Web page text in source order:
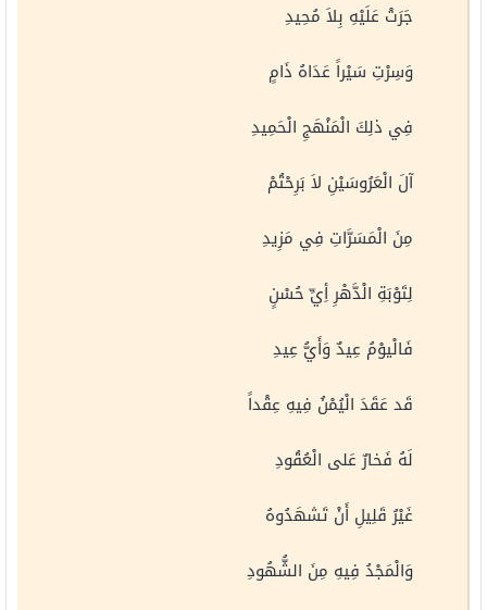
جَرَتْ عَلَيْهِ بِلاَ مُحِيدِ
وَسِرْتِ سَيْراً عَدَاهُ ذَامٍ
فِي ذلِكَ الْمَنْهَجِ الْحَمِيدِ
آلَ الْعَرُوسَيْنِ لاَ بَرِحْتُمْ
مِنَ الْمَسَرَّاتِ فِي مَزِيدِ
لِتَوْبَةِ الْدَّهْرِ أِيِّ حُسْنٍ
فَالْيوْمُ عِيدٌ وَأَيُّ عِيدِ
قَد عَقَدَ الْيُمْنُ فِيهِ عِقْداً
لَهُ فَخارٌ عَلى الْعُقُودِ
غَيْرُ قَلِيلِ أَنْ تَشهَدُوهُ
وَالْمَجْدُ فِيهِ مِنَ الشُّهُودِ